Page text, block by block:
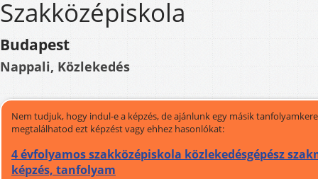
Szakközépiskola
Budapest
Nappali, Közlekedés
Nem tudjuk, hogy indul-e a képzés, de ajánlunk egy másik
megtalálhatod ezt képzést vagy ehhez hasonlókat:
4 évfolyamos szakközépiskola közlekedésgépész
képzés, tanfolyam